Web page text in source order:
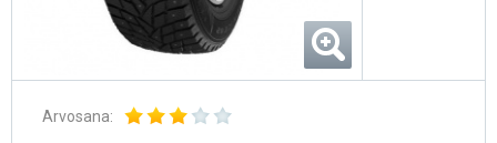
Arvosana: